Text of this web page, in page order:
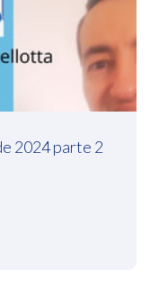
2024 parte 2